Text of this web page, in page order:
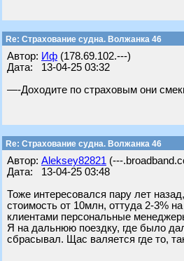
Re: Страхование судна. Волжанка 46
Автор: Иф (178.69.102.---)
Дата: 13-04-25 03:32
—-Доходите по страховым они
Re: Страхование судна. Волжанка 46
Автор: Aleksey82821 (---
Дата: 13-04-25 03:48
Тоже интересовался пару лет
стоимость от 10млн, оттуда 2-3%
клиентами персональные
Я на дальнюю поездку, где было
сбрасывал. Щас валяется где то,